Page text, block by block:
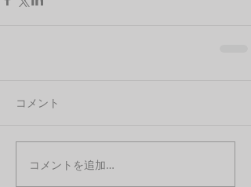
コメント
コメントを追加…